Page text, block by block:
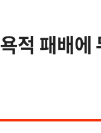
적 패배